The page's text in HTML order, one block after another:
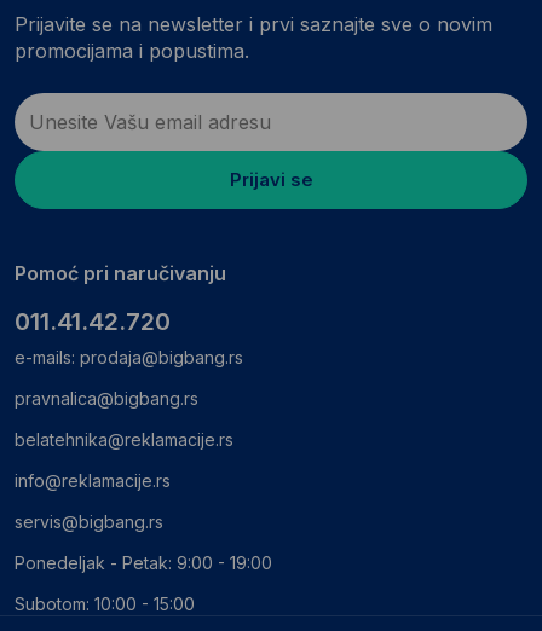
Prijavite se na newsletter i prvi saznajte sve o novim
promocijama i popustima.
Prijavi se
Pomoć pri naručivanju
011.41.42.720
e-mails: prodaja@bigbang.rs
pravnalica@bigbang.rs
belatehnika@reklamacije.rs
info@reklamacije.rs
servis@bigbang.rs
Ponedeljak - Petak: 9:00 - 19:00
Subotom: 10:00 - 15:00